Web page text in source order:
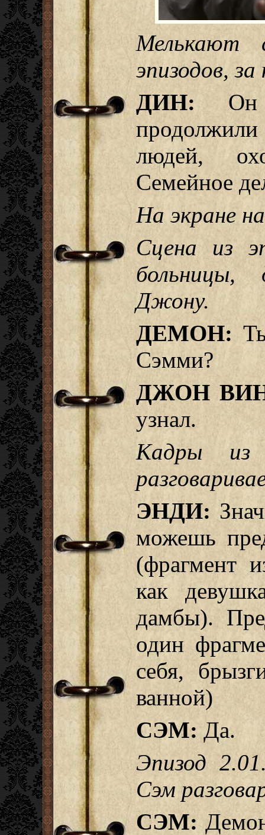
Мелькают
эпизодов,
ДИН:Он
людей,
Семейное
На экране
Сцена из
больницы,
Джону.
ДЕМОН:
Сэмми?
ДЖОН
узнал.
Кадры из
ЭНДИ:
можешь
(фрагмент
как
дамбы).
один
себя,
ванной)
СЭМ:Да.
Эпизод
Сэм
СЭМ:Демон